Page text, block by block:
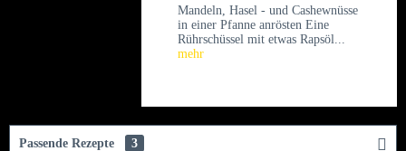
Mandeln, Hasel - und Cashewnüsse
in einer Pfanne anrösten Eine
Rührschüssel mit etwas Rapsöl...
mehr
Passende Rezepte 3